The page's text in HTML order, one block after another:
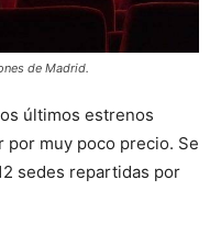
de Madrid.
últimos estrenos
por muy poco precio. Se
sedes repartidas por